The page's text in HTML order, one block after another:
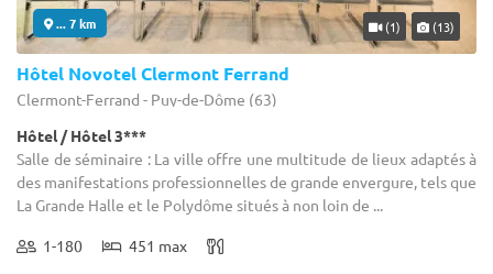
... 7 km (1) (13)
Hôtel Novotel Clermont Ferrand
Clermont-Ferrand - Puy-de-Dôme (63)
Hôtel / Hôtel 3***
Salle de séminaire : La ville offre une multitude de lieux adaptés à
des manifestations professionnelles de grande envergure, tels que
La Grande Halle et le Polydôme situés à non loin de ...
1-180 451 max